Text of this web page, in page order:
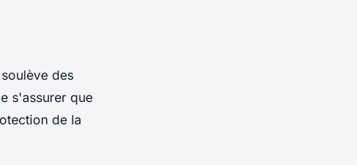
des
s'assurer que
de la